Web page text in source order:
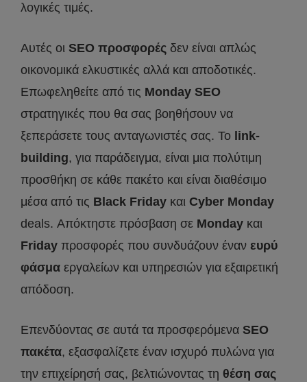
λογικές τιμές.
Αυτές οι SEO προσφορές δεν είναι απλώς
οικονομικά ελκυστικές αλλά και αποδοτικές.
Επωφεληθείτε από τις Monday SEO
στρατηγικές που θα σας βοηθήσουν να
ξεπεράσετε τους ανταγωνιστές σας. Το link-
building, για παράδειγμα, είναι μια πολύτιμη
προσθήκη σε κάθε πακέτο και είναι διαθέσιμο
μέσα από τις Black Friday και Cyber Monday
deals. Απόκτηστε πρόσβαση σε Monday και
Friday προσφορές που συνδυάζουν έναν ευρύ
φάσμα εργαλείων και υπηρεσιών για εξαιρετική
απόδοση.
Επενδύοντας σε αυτά τα προσφερόμενα SEO
πακέτα, εξασφαλίζετε έναν ισχυρό πυλώνα για
την επιχείρησή σας, βελτιώνοντας τη θέση σας